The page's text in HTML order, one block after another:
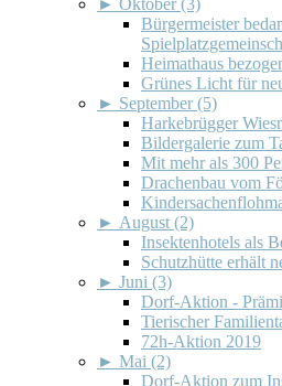
► Oktober (3)
Bürgermeister
Heimathaus
Grünes Licht für
► September (5)
Harkebrügger
Bildergalerie zum
Mit mehr als 300
Drachenbau vom
► August (2)
Insektenhotels als
Schutzhütte erhält
► Juni (3)
Dorf-Aktion -
Tierischer
72h-Aktion 2019
► Mai (2)
Dorf-Aktion zum